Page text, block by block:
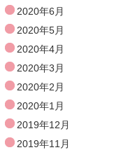
2020年6月
2020年5月
2020年4月
2020年3月
2020年2月
2020年1月
2019年12月
2019年11月